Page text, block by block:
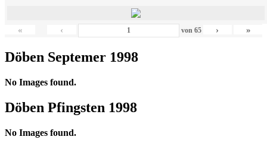
« ‹ von 65 › »
Döben Septemer 1998
No Images found.
Döben Pfingsten 1998
No Images found.